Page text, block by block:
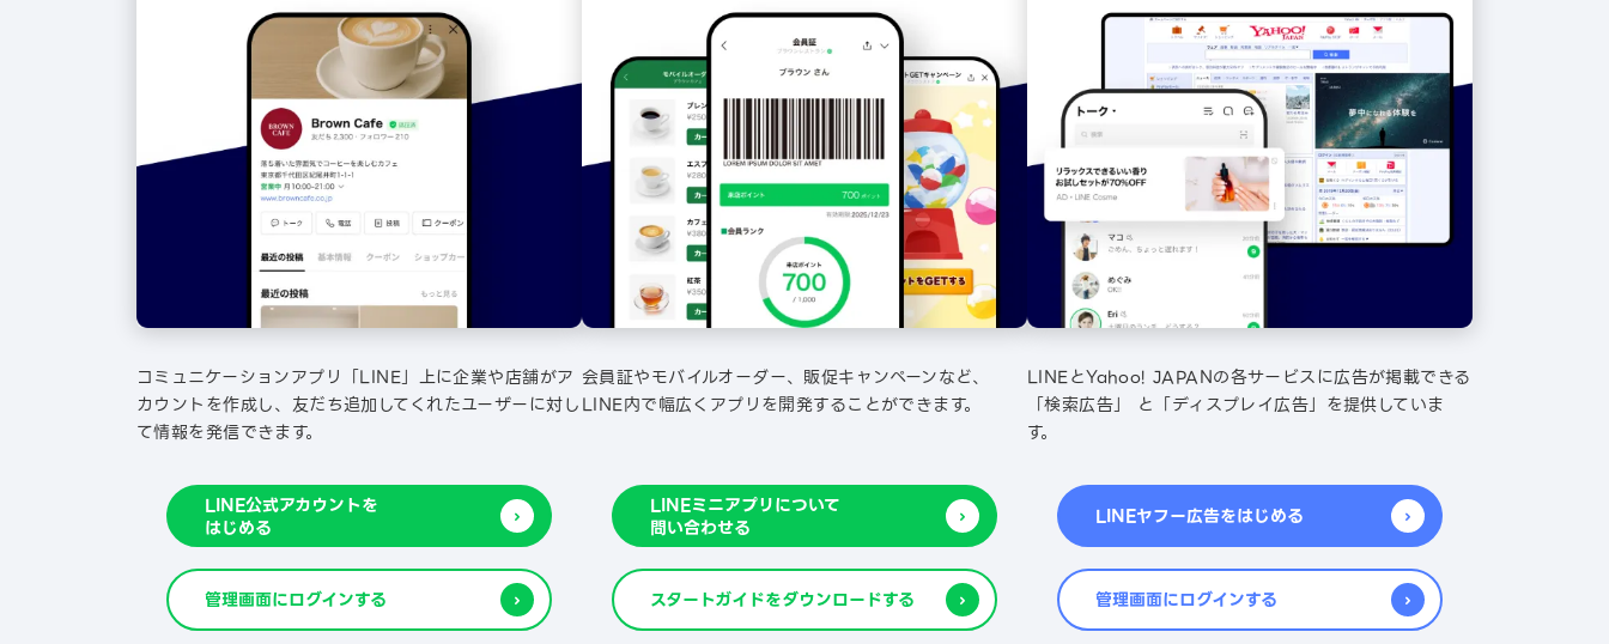
コミュニケーションアプリ「LINE」上に企業や店舗がア
カウントを作成し、友だち追加してくれたユーザーに対し
て情報を発信できます。
LINE公式アカウントを
はじめる
管理画面にログインする
会員証やモバイルオーダー、販促キャンペーンなど、
LINE内で幅広くアプリを開発することができます。
LINEミニアプリについて
問い合わせる
スタートガイドをダウンロードする
LINEとYahoo! JAPANの各サービスに広告が掲載できる
「検索広告」 と「ディスプレイ広告」を提供していま
す。
LINEヤフー広告をはじめる
管理画面にログインする